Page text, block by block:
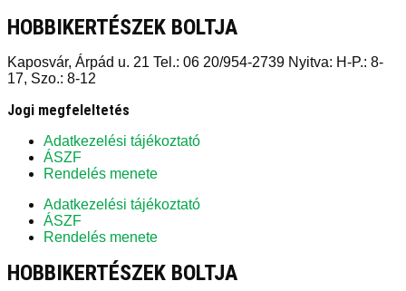
HOBBIKERTÉSZEK BOLTJA
Kaposvár, Árpád u. 21 Tel.: 06 20/954-2739 Nyitva: H-P.: 8-
17, Szo.: 8-12
Jogi megfeleltetés
Adatkezelési tájékoztató
ÁSZF
Rendelés menete
Adatkezelési tájékoztató
ÁSZF
Rendelés menete
HOBBIKERTÉSZEK BOLTJA